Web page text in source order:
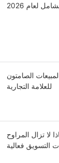
مقابل الحامل: الدليل الشامل لعام 2026
الصامتون
للعلامة التجارية
لا تزال المراوح
التسويق فعالية